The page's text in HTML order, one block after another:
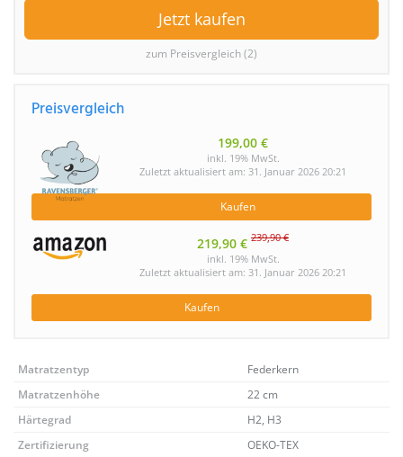
Jetzt kaufen
zum Preisvergleich (2)
Preisvergleich
199,00 €
inkl. 19% MwSt.
Zuletzt aktualisiert am: 31. Januar 2026 20:21
Kaufen
219,90 € 239,90 €
inkl. 19% MwSt.
Zuletzt aktualisiert am: 31. Januar 2026 20:21
Kaufen
Matratzentyp
Federkern
Matratzenhöhe
22 cm
Härtegrad
H2, H3
Zertifizierung
OEKO-TEX